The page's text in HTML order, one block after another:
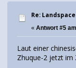
Re:
« Antwort #5
Laut einer
Zhuque-2 jetzt im